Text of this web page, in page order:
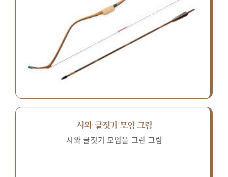
시와 글짓기 모임 그림
시와 글짓기 모임을 그린 그림